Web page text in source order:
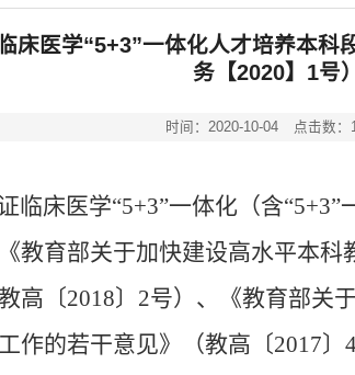
床医学“5+3”一体化人才培养本科
务【2020】1号）
时间：2020-10-04 点击数：
临床医学“5+3”一体化（含“5+3”
教育部关于加快建设高水平本科
高〔2018〕 2号）、《教育部关
作的若干意见》（教高〔2017〕